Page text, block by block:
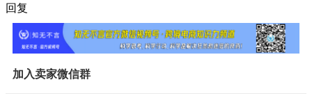
回复
加入卖家微信群